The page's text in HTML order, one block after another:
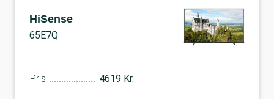
HiSense
65E7Q
Pris 4619 Kr.